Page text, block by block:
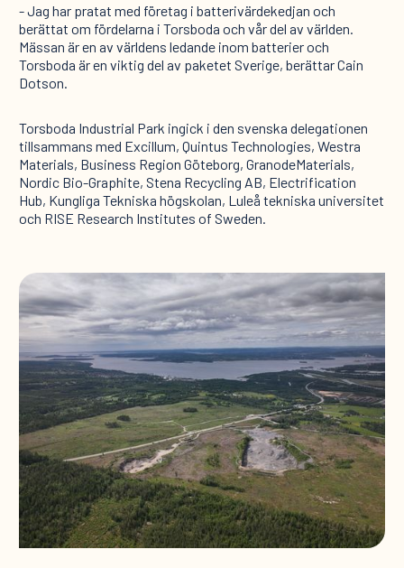
- Jag har pratat med företag i batterivärdekedjan och
berättat om fördelarna i Torsboda och vår del av världen.
Mässan är en av världens ledande inom batterier och
Torsboda är en viktig del av paketet Sverige, berättar Cain
Dotson.
Torsboda Industrial Park ingick i den svenska delegationen
tillsammans med Excillum, Quintus Technologies, Westra
Materials, Business Region Göteborg, GranodeMaterials,
Nordic Bio-Graphite, Stena Recycling AB, Electrification
Hub, Kungliga Tekniska högskolan, Luleå tekniska universitet
och RISE Research Institutes of Sweden.